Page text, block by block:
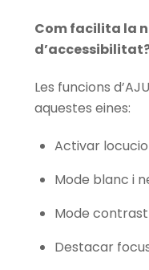
Com facilita la
Les funcions
aquestes eines:
Activar
Mode blanc i
Mode contrast
Destacar